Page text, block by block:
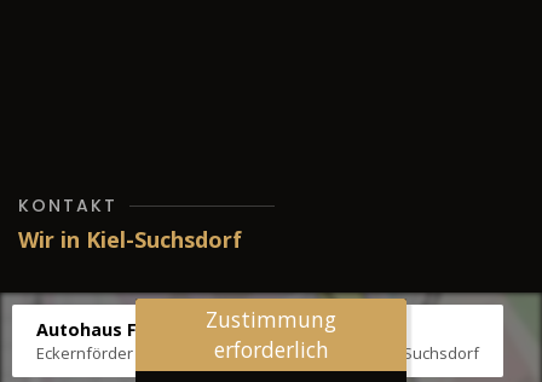
KONTAKT
Wir in Kiel-Suchsdorf
Autohaus Fräter
Eckernförder Str. /Klausbrooker Weg 1, 24107 Kiel-Suchsdorf
Zustimmung
erforderlich